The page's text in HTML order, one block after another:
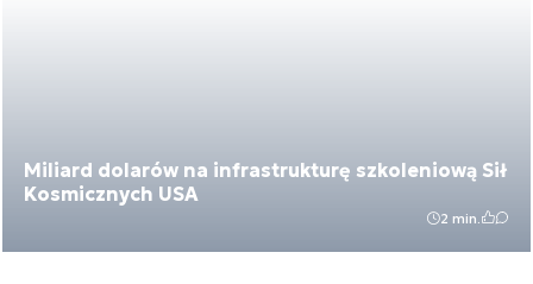
Miliard dolarów na infrastrukturę szkoleniową Sił
Kosmicznych USA
2 min.